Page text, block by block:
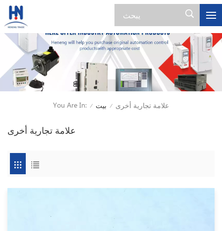
You Are In: / بيت / علامة تجارية أخرى
علامة تجارية أخرى